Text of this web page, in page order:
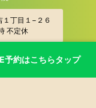
丁目１−２６
不定休
み）
予約はこちらタップ